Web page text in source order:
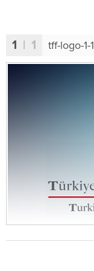
1 | 1 tff-logo-1-1